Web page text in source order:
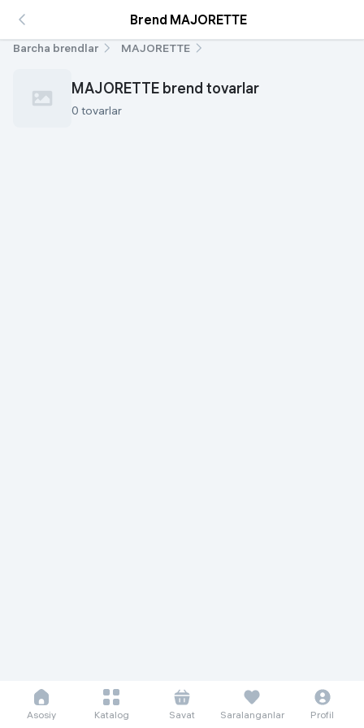
Brend MAJORETTE
Barcha brendlar MAJORETTE
MAJORETTE brend tovarlar
0 tovarlar
Asosiy Katalog Savat Saralanganlar Profil